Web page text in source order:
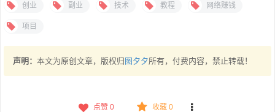
创业 副业 技术 教程 网络赚钱
项目
声明： 本文为原创文章，版权归 图夕夕所有，付费内容，禁止转载！
点赞 0 收藏 0